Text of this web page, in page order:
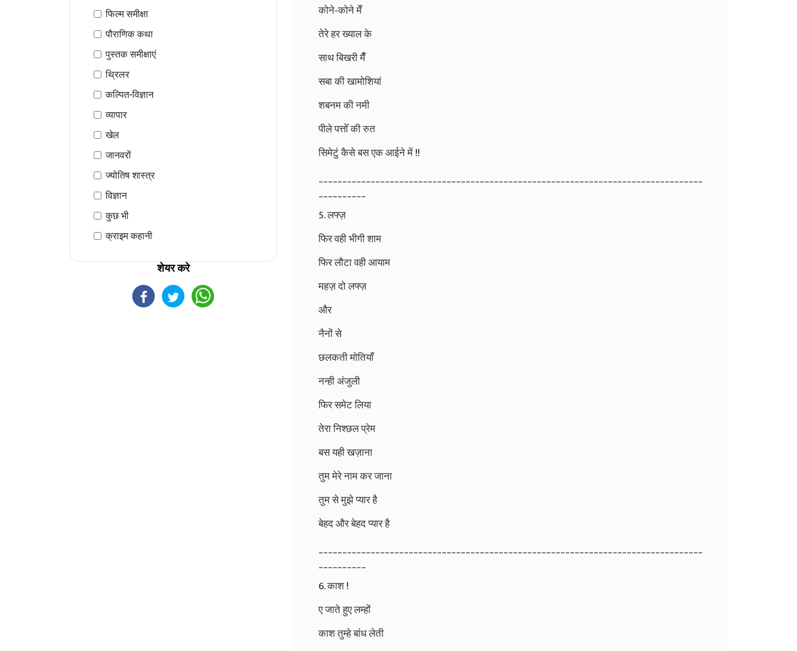
फिल्म समीक्षा
पौराणिक कथा
पुस्तक समीक्षाएं
थ्रिलर
कल्पित-विज्ञान
व्यापार
खेल
जानवरों
ज्योतिष शास्त्र
विज्ञान
कुछ भी
क्राइम कहानी
शेयर करे
कोने-कोने मेँ
तेरे हर ख्याल के
साथ बिखरी मैँ
सबा की खामोशियां
शबनम की नमी
पीले पत्तोँ की रुत
सिमेटुं कैसे बस एक आईने में !!
5. लफ्ज़
फिर वही भीगी शाम
फिर लौटा वही आयाम
महज़ दो लफ्ज़
और
नैनों से
छलकती मोतियाँ
नन्ही अंजुली
फिर समेट लिया
तेरा निश्छल प्रेम
बस यही खज़ाना
तुम मेरे नाम कर जाना
तुम से मुझे प्यार है
बेहद और बेहद प्यार है
6. काश !
ए जाते हुए लम्हों
काश तुम्हे बांध लेती